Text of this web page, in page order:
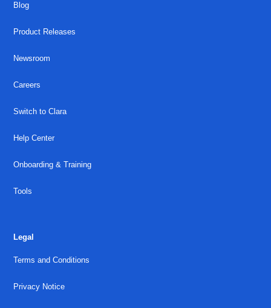
Blog
Product Releases
Newsroom
Careers
Switch to Clara
Help Center
Onboarding & Training
Tools
Legal
Terms and Conditions
Privacy Notice